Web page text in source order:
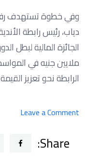
وفي خطوة تستهدف
دياب، رئيس رابطة
ملايين جنيه في
الرابطة نحو تعزيز
Leave a Comment
قمم
Share: